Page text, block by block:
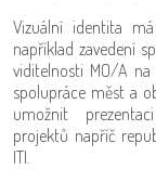
Vizuální identita
například zavedení
viditelnosti MO/A
spolupráce měst a
umožnit
projektů napříč
ITI.